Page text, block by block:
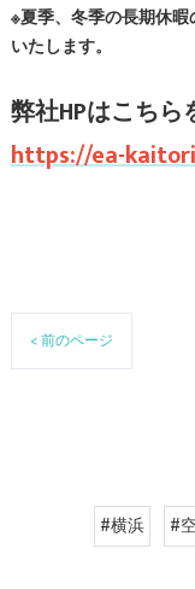
※夏季、冬季の長期休
いたします。
弊社HPはこちら
https://ea-
< 前のページ
#横浜 #